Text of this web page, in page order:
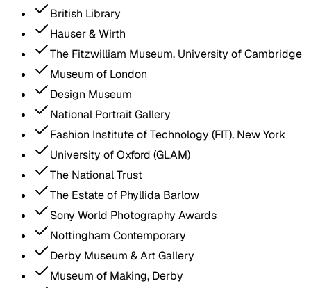
British Library
Hauser & Wirth
The Fitzwilliam Museum, University of Cambridge
Museum of London
Design Museum
National Portrait Gallery
Fashion Institute of Technology (FIT), New York
University of Oxford (GLAM)
The National Trust
The Estate of Phyllida Barlow
Sony World Photography Awards
Nottingham Contemporary
Derby Museum & Art Gallery
Museum of Making, Derby